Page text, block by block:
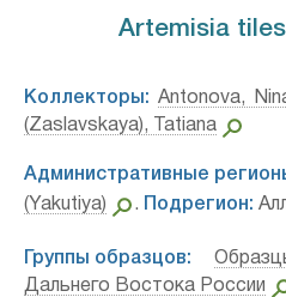
Artemisia
Коллекторы: Antonova,
(Zaslavskaya), Tatiana
Административные
(Yakutiya)
. Подрегион:
Группы образцов:
Дальнего Востока России